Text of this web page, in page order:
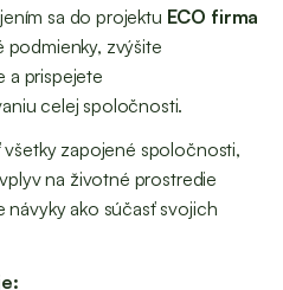
sa do projektu ECO firma
zvýšite
a prispejete
celej spoločnosti.
zapojené spoločnosti,
na životné prostredie
návyky ako súčasť svojich